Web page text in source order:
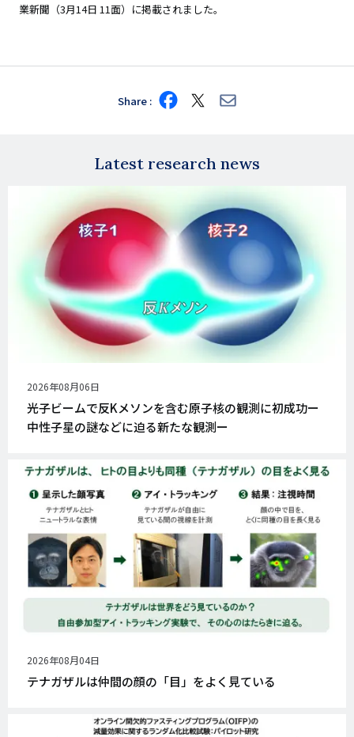
業新聞（3月14日 11面）に掲載されました。
Share Share
on
Share
on
Share
via
Latest research news
公
開
日
2026年08月06日
光子ビームで反Kメソンを含む原子核の観測に初成功ー
中性子星の謎などに迫る新たな観測ー
公
開
日
2026年08月04日
テナガザルは仲間の顔の「目」をよく見ている